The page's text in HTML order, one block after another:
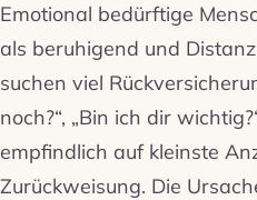
Emotional bedürftige
als beruhigend und
suchen viel
noch?“, „Bin ich dir
empfindlich auf kleinste
Zurückweisung. Die